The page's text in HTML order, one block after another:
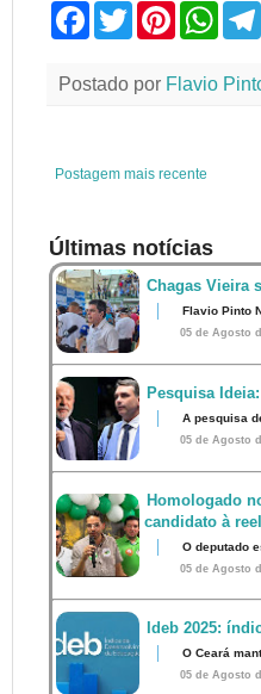
F
b
T
w
P
e
W
Postado por Flavio
Postagem mais recente
Últimas notícias
Chagas Vieira
Flavio Pinto
05 de Agosto
Pesquisa
A pesquisa
05 de Agosto
Homologado
candidato à
O deputado
05 de Agosto
Ideb 2025:
O Ceará
05 de Agosto